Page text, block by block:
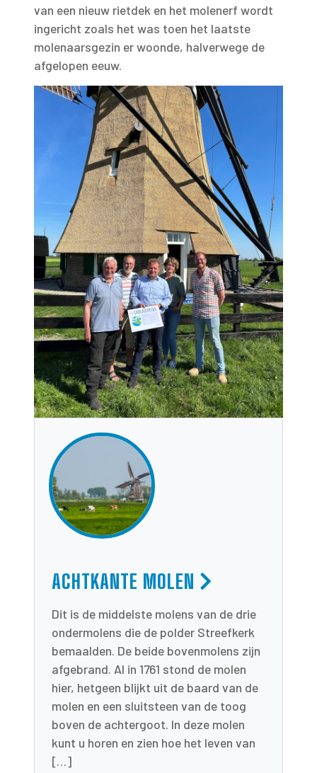
van een nieuw rietdek en het molenerf wordt
ingericht zoals het was toen het laatste
molenaarsgezin er woonde, halverwege de
afgelopen eeuw.
ACHTKANTE MOLEN
Dit is de middelste molens van de drie
ondermolens die de polder Streefkerk
bemaalden. De beide bovenmolens zijn
afgebrand. Al in 1761 stond de molen
hier, hetgeen blijkt uit de baard van de
molen en een sluitsteen van de toog
boven de achtergoot. In deze molen
kunt u horen en zien hoe het leven van
[…]